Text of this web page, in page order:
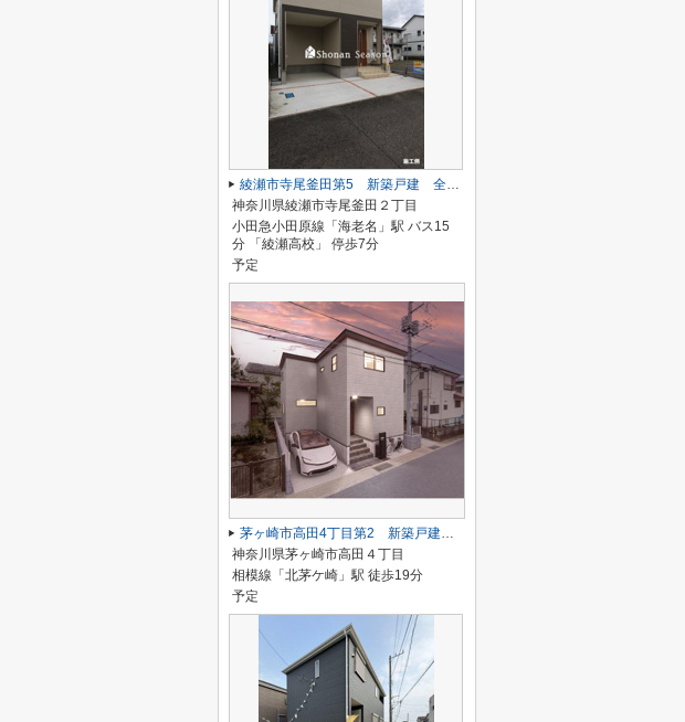
綾瀬市寺尾釜田第5 新築戸建 全1棟
神奈川県綾瀬市寺尾釜田２丁目
小田急小田原線「海老名」駅 バス15
分 「綾瀬高校」 停歩7分
予定
茅ヶ崎市高田4丁目第2 新築戸建 全1棟
神奈川県茅ヶ崎市高田４丁目
相模線「北茅ケ崎」駅 徒歩19分
予定